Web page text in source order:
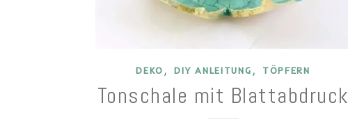
DEKO ,DIY ANLEITUNG , TÖPFERN
Tonschale mit Blattabdruck